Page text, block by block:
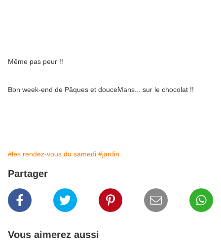
Même pas peur !!
Bon week-end de Pâques et douceMans... sur le chocolat !!
#les rendez-vous du samedi #jardin
Partager
Vous aimerez aussi